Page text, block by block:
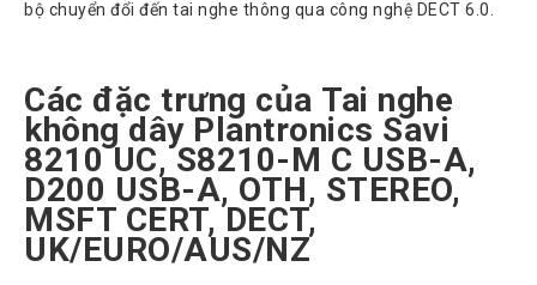
Yealink
Góc
kỹ
thuật
Tin
tức
bộ chuyển đổi đến tai nghe thông qua công nghệ DECT 6.0.
Các đặc trưng của Tai nghe
không dây Plantronics Savi
8210 UC, S8210-M C USB-A,
D200 USB-A, OTH, STEREO,
MSFT CERT, DECT,
UK/EURO/AUS/NZ